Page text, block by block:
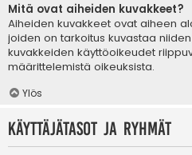
Mitä ovat aiheiden kuvakkeet?
Aiheiden kuvakkeet ovat aiheen
joiden on tarkoitus kuvastaa
kuvakkeiden käyttöoikeudet
määrittelemistä oikeuksista.
Ylös
Käyttäjätasot ja ryhmät